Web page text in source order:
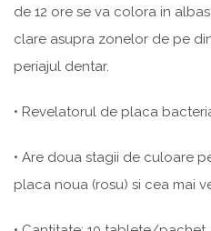
de 12 ore se va colora in
clare asupra zonelor de pe
periajul dentar.
• Revelatorul de placa
• Are doua stagii de culoare
placa noua (rosu) si cea mai